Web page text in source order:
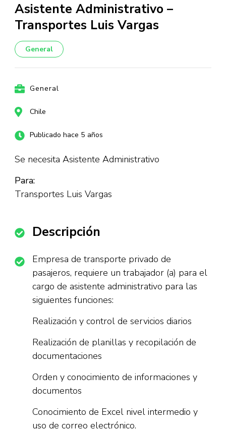
Asistente Administrativo –
Transportes Luis Vargas
General
General
Chile
Publicado hace 5 años
Se necesita Asistente Administrativo
Para:
Transportes Luis Vargas
Descripción
Empresa de transporte privado de
pasajeros, requiere un trabajador (a) para el
cargo de asistente administrativo para las
siguientes funciones:
Realización y control de servicios diarios
Realización de planillas y recopilación de
documentaciones
Orden y conocimiento de informaciones y
documentos
Conocimiento de Excel nivel intermedio y
uso de correo electrónico.